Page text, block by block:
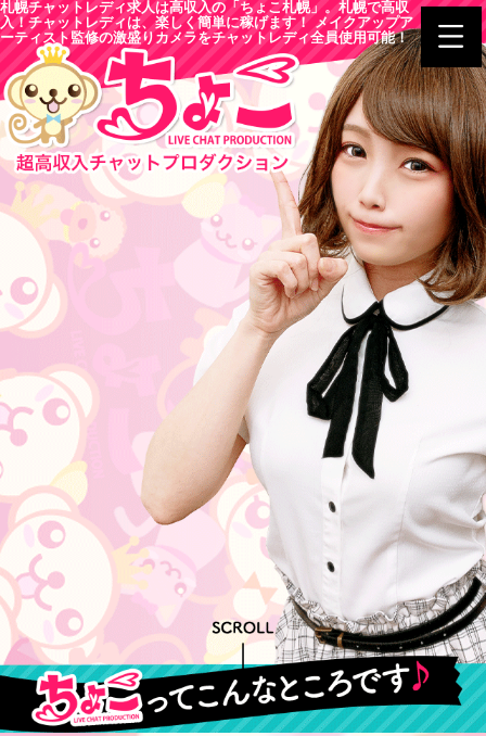
札幌チャットレディ求人は高収入の「ちょこ札幌」。札幌で高収
入！チャットレディは、楽しく簡単に稼げます！ メイクアップア
ーティスト監修の激盛りカメラをチャットレディ全員使用可能！